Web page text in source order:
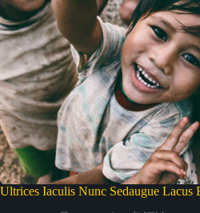
Ultrices Iaculis Nunc Sedaugue Lacus